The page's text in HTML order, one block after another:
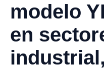
modelo
en
industrial,